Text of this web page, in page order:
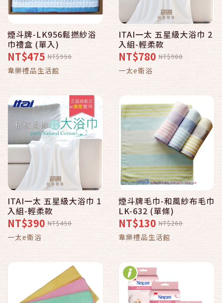
煙斗牌-LK956鬆撚紗浴
巾禮盒 (單入)
NT$475 NT$950
韋樂禮品生活館
ITAI一太 五星級大浴巾 2
入組-輕柔款
NT$780 NT$900
一太e衛浴
ITAI一太 五星級大浴巾 1
入組-輕柔款
NT$390 NT$450
一太e衛浴
煙斗牌毛巾-和風紗布毛巾
LK-632 (單條)
NT$130 NT$260
韋樂禮品生活館